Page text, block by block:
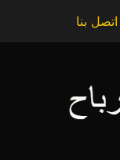
اتصل بنا